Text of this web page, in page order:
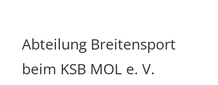
Abteilung Breitensport
beim KSB MOL e. V.